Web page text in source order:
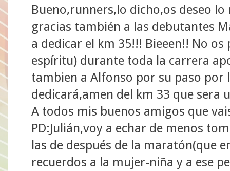
Bueno,runners,lo dicho,os deseo
gracias también a las debutantes
a dedicar el km 35!!! Bieeen!! No
espíritu) durante toda la carrera
tambien a Alfonso por su paso por
dedicará,amen del km 33 que sera
A todos mis buenos amigos que
PD:Julián,voy a echar de menos
las de después de la maratón(que
recuerdos a la mujer-niña y a ese